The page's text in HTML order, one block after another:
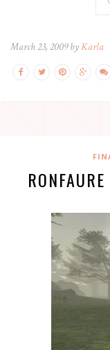
March 23, 2009 byKarla